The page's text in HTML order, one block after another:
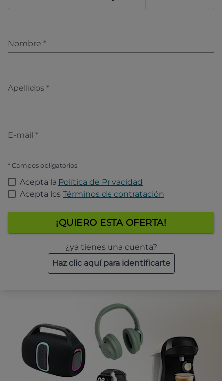
Nombre *
Apellidos *
E-mail *
* Campos obligatorios
Acepta la Política de Privacidad
Acepta los Términos de contratación
¡QUIERO ESTA OFERTA!
¿ya tienes una cuenta?
Haz clic aquí para identificarte